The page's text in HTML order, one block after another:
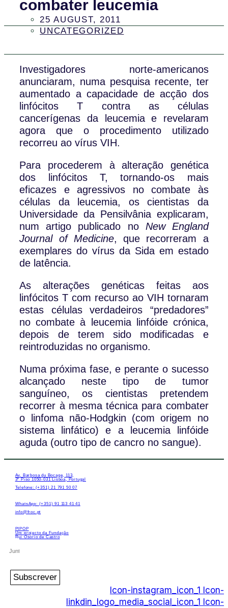
combater leucemia
25 AUGUST, 2011
UNCATEGORIZED
Investigadores norte-americanos
anunciaram, numa pesquisa recente, ter
aumentado a capacidade de acção dos
linfócitos T contra as células
cancerígenas da leucemia e revelaram
agora que o procedimento utilizado
recorreu ao vírus VIH.
Para procederem à alteração genética
dos linfócitos T, tornando-os mais
eficazes e agressivos no combate às
células da leucemia, os cientistas da
Universidade da Pensilvânia explicaram,
num artigo publicado no New England
Journal of Medicine, que recorreram a
exemplares do vírus da Sida em estado
de latência.
As alterações genéticas feitas aos
linfócitos T com recurso ao VIH tornaram
estas células verdadeiros “predadores”
no combate à leucemia linfóide crónica,
depois de terem sido modificadas e
reintroduzidas no organismo.
Numa próxima fase, e perante o sucesso
alcançado neste tipo de tumor
sanguíneo, os cientistas pretendem
recorrer à mesma técnica para combater
o linfoma não-Hodgkin (com origem no
sistema linfático) e a leucemia linfóide
aguda (outro tipo de cancro no sangue).
Av. Barbosa du Bocage, 113,
3º Piso 1050-031 Lisboa, Portugal
Telefone: (+351) 21 791 50 07
WhatsApp: (+351) 91 113 41 41
info@froc.pt
PIPOP
Um projecto da Fundação
Rui Osório de Castro
Subscrever
Icon-instagram_icon_1
Icon-
linkdin_logo_media_social_icon_1
Icon-